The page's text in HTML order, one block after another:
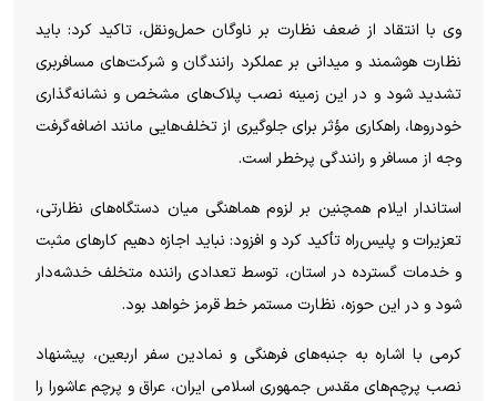
وی با انتقاد از ضعف نظارت بر ناوگان حمل‌ونقل، تاکید کرد: باید
نظارت هوشمند و میدانی بر عملکرد رانندگان و شرکت‌های مسافربری
تشدید شود و در این زمینه نصب پلاک‌های مشخص و نشانه‌گذاری
خودروها، راهکاری مؤثر برای جلوگیری از تخلف‌هایی مانند اضافه‌گرفت
وجه از مسافر و رانندگی پرخطر است.
استاندار ایلام همچنین بر لزوم هماهنگی میان دستگاه‌های نظارتی،
تعزیرات و پلیس‌راه تأکید کرد و افزود: نباید اجازه دهیم کار‌های مثبت
و خدمات گسترده در استان، توسط تعدادی راننده متخلف خدشه‌دار
شود و در این حوزه، نظارت مستمر خط قرمز خواهد بود.
کرمی با اشاره به جنبه‌های فرهنگی و نمادین سفر اربعین، پیشنهاد
نصب پرچم‌های مقدس جمهوری اسلامی ایران، عراق و پرچم عاشورا را